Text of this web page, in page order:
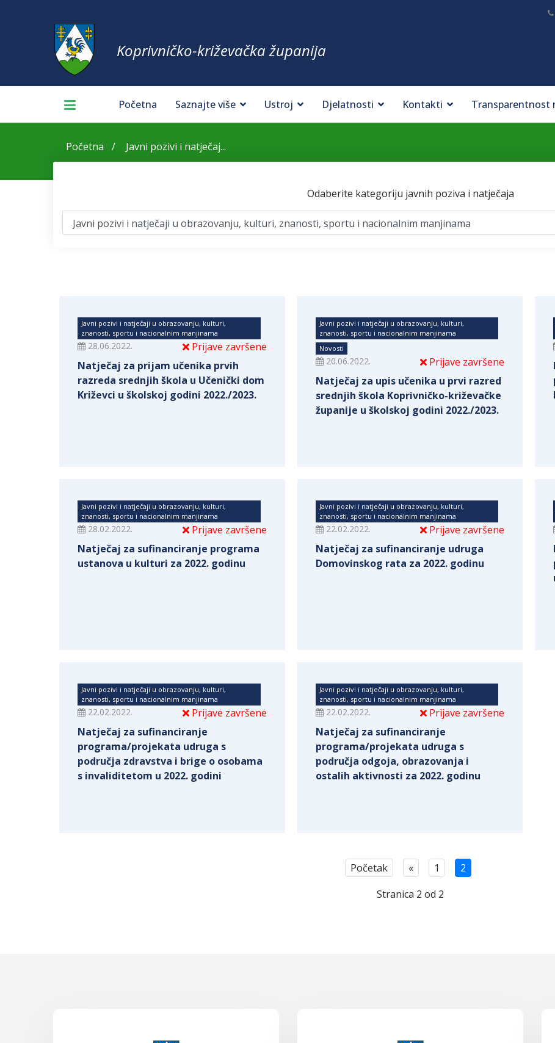
Koprivničko-križevačka županija
Početna Saznajte više Ustroj Djelatnosti Kontakti Transparentnost
Početna Javni pozivi i natječaj...
Odaberite kategoriju javnih poziva i natječaja
Javni pozivi i natječaji u obrazovanju, kulturi,
znanosti, sportu i nacionalnim manjinama
Prijave završene
28.06.2022.
Natječaj za prijam učenika prvih
razreda srednjih škola u Učenički dom
Križevci u školskoj godini 2022./2023.
Javni pozivi i natječaji u obrazovanju, kulturi,
znanosti, sportu i nacionalnim manjinama
Novosti
Prijave završene
20.06.2022.
Natječaj za upis učenika u prvi razred
srednjih škola Koprivničko-križevačke
županije u školskoj godini 2022./2023.
Javni pozivi i natječaji u obrazovanju, kulturi,
znanosti, sportu i nacionalnim manjinama
Prijave završene
28.02.2022.
Natječaj za sufinanciranje programa
ustanova u kulturi za 2022. godinu
Javni pozivi i natječaji u obrazovanju, kulturi,
znanosti, sportu i nacionalnim manjinama
Prijave završene
22.02.2022.
Natječaj za sufinanciranje udruga
Domovinskog rata za 2022. godinu
Javni pozivi i natječaji u obrazovanju, kulturi,
znanosti, sportu i nacionalnim manjinama
Prijave završene
22.02.2022.
Natječaj za sufinanciranje
programa/projekata udruga s
područja zdravstva i brige o osobama
s invaliditetom u 2022. godini
Javni pozivi i natječaji u obrazovanju, kulturi,
znanosti, sportu i nacionalnim manjinama
Prijave završene
22.02.2022.
Natječaj za sufinanciranje
programa/projekata udruga s
područja odgoja, obrazovanja i
ostalih aktivnosti za 2022. godinu
Početak « 1
2
Stranica 2 od 2